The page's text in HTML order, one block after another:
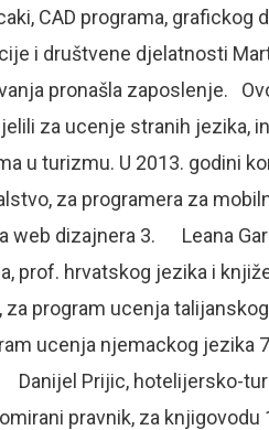
CAD programa,
i društvene djelatnosti
pronašla zaposlenje.
za ucenje stranih jezika,
u turizmu. U 2013. godini
za programera za
web dizajnera 3. Leana
prof. hrvatskog jezika i
program ucenja
ucenja njemackog
Danijel Prijic, hotelijersko-
pravnik, za